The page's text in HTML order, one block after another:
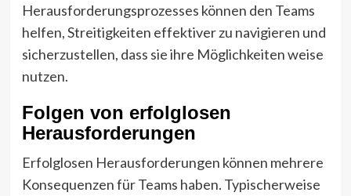
Herausforderungsprozesses können den Teams
helfen, Streitigkeiten effektiver zu navigieren und
sicherzustellen, dass sie ihre Möglichkeiten weise
nutzen.
Folgen von erfolglosen
Herausforderungen
Erfolglosen Herausforderungen können mehrere
Konsequenzen für Teams haben. Typischerweise